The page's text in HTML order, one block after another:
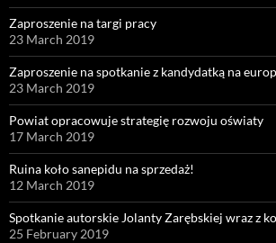
Zaproszenie na targi pracy
23 March 2019
Zaproszenie na spotkanie z kandydatką na
23 March 2019
Powiat opracowuje strategię rozwoju oświaty
17 March 2019
Ruina koło sanepidu na sprzedaż!
12 March 2019
Spotkanie autorskie Jolanty Zarębskiej wraz z
25 February 2019